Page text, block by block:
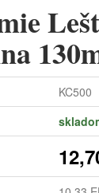
KC500